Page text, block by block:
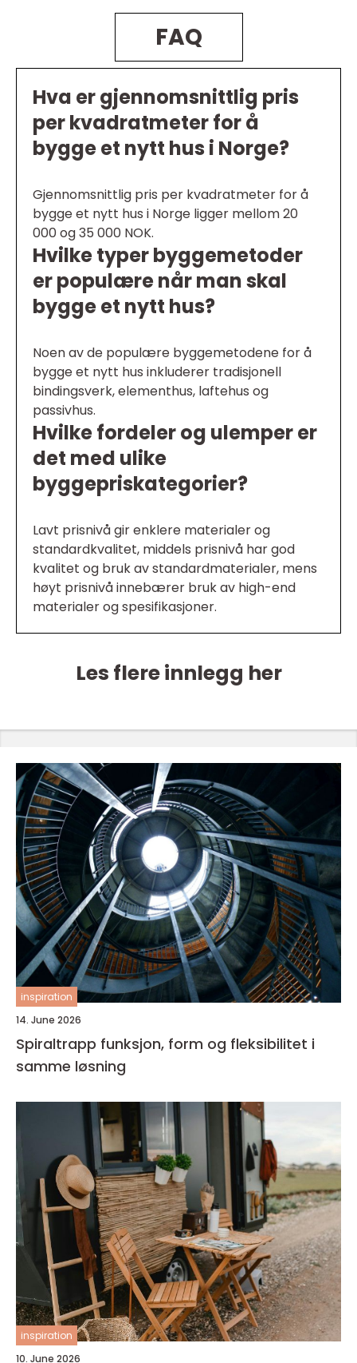
FAQ
Hva er gjennomsnittlig pris
per kvadratmeter for å
bygge et nytt hus i Norge?
Gjennomsnittlig pris per kvadratmeter for å
bygge et nytt hus i Norge ligger mellom 20
000 og 35 000 NOK.
Hvilke typer byggemetoder
er populære når man skal
bygge et nytt hus?
Noen av de populære byggemetodene for å
bygge et nytt hus inkluderer tradisjonell
bindingsverk, elementhus, laftehus og
passivhus.
Hvilke fordeler og ulemper er
det med ulike
byggepriskategorier?
Lavt prisnivå gir enklere materialer og
standardkvalitet, middels prisnivå har god
kvalitet og bruk av standardmaterialer, mens
høyt prisnivå innebærer bruk av high-end
materialer og spesifikasjoner.
Les flere innlegg her
inspiration
14. June 2026
Spiraltrapp funksjon, form og fleksibilitet i
samme løsning
inspiration
10. June 2026